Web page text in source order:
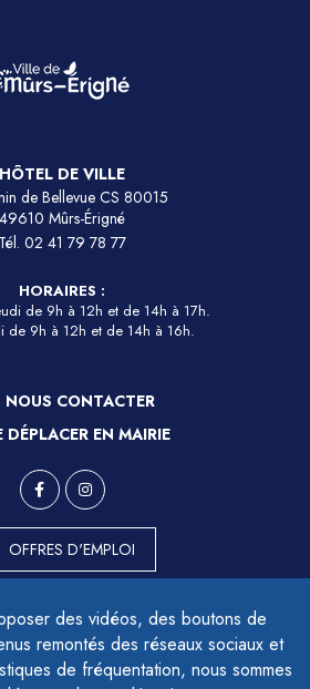
des vidéos, des boutons de
remontés des réseaux sociaux et
de fréquentation, nous sommes
HÔTEL DE VILLE
de Bellevue CS 80015
49610 Mûrs-Érigné
Tél. 02 41 79 78 77
HORAIRES :
de 9h à 12h et de 14h à 17h.
de 9h à 12h et de 14h à 16h.
NOUS CONTACTER
DÉPLACER EN MAIRIE
OFFRES D'EMPLOI
- PARTIELLEMENT CONFORME
PLAN DU SITE
LÉGALES